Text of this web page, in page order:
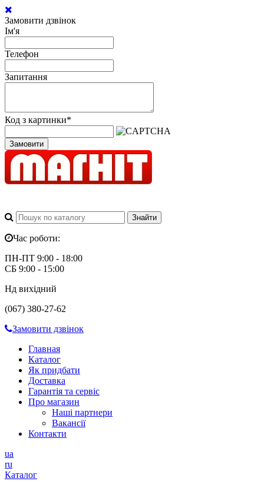
Замовити дзвінок
Ім'я
Телефон
Запитання
Код з картинки*
Замовити
Час роботи:
ПН-ПТ 9:00 - 18:00
СБ 9:00 - 15:00
Нд вихідний
(067) 380-27-62
Замовити дзвінок
Главная
Каталог
Як придбати
Доставка
Гарантія та сервіс
Про магазин
Наші партнери
Вакансії
Контакти
ua
ru
Каталог